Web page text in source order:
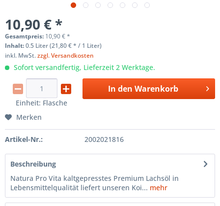
10,90 € *
Gesamtpreis: 10,90€*
Inhalt:0.5 Liter (21,80 € * / 1 Liter)
inkl. MwSt.zzgl. Versandkosten
Sofort versandfertig, Lieferzeit 2 Werktage.
Einheit: Flasche
In den Warenkorb
Merken
Artikel-Nr.: 2002021816
Beschreibung
Natura Pro Vita kaltgepresstes Premium Lachsöl in
Lebensmittelqualität liefert unseren Koi... mehr